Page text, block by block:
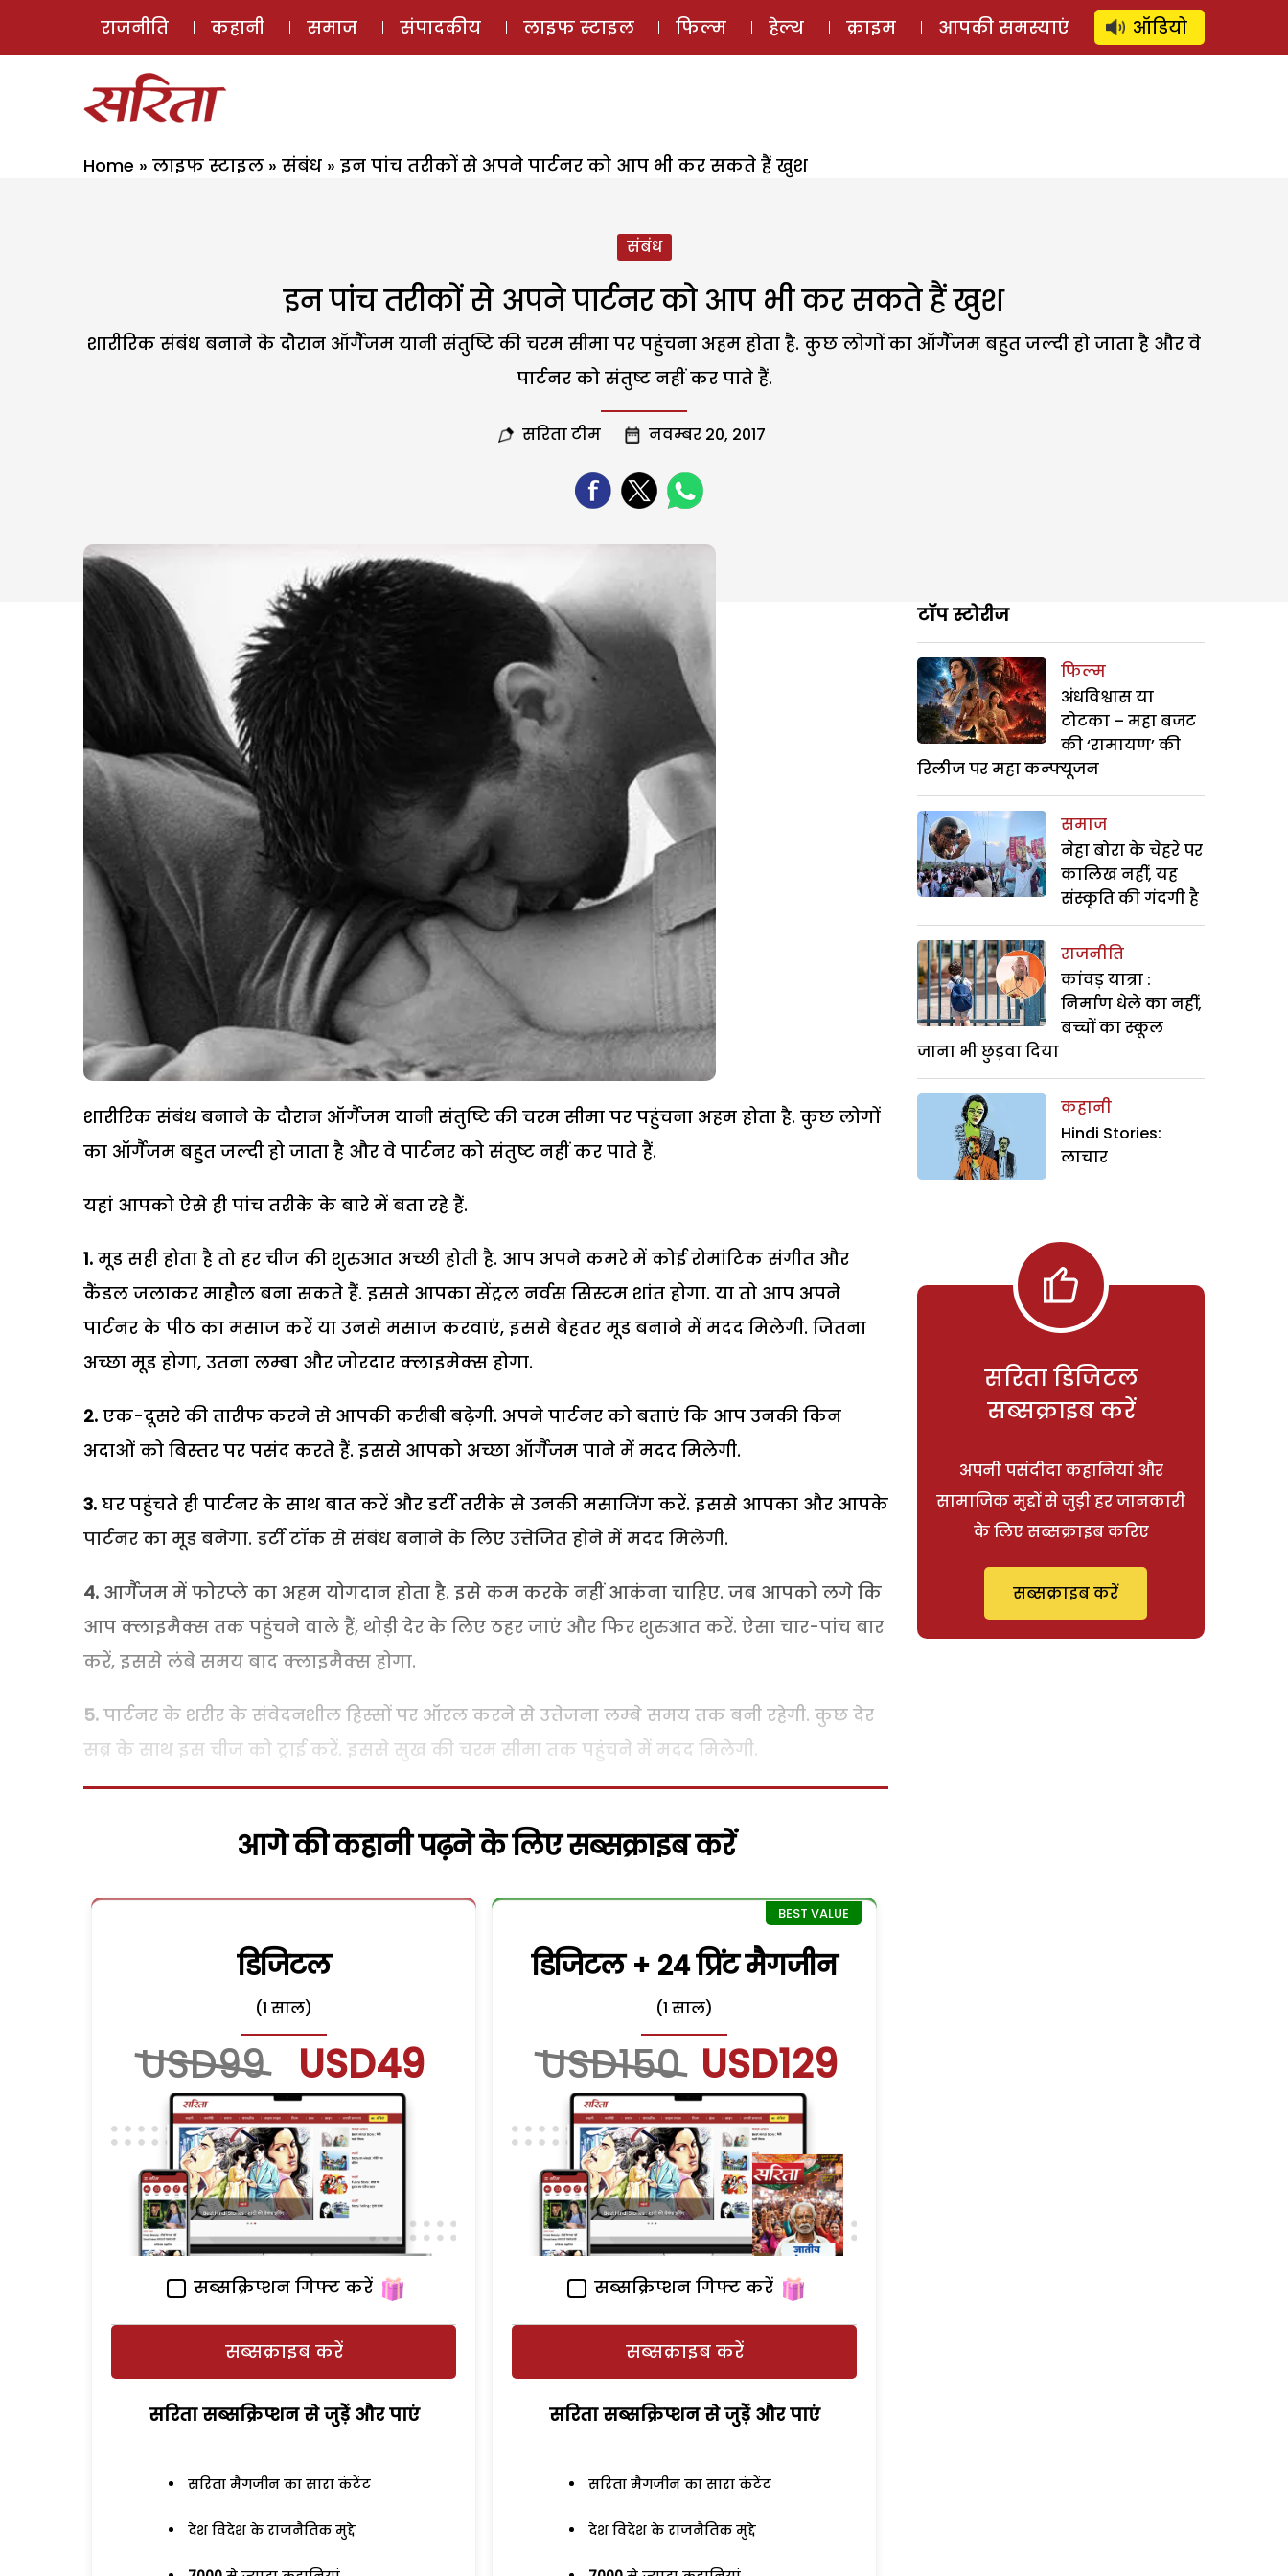
ई-मैगज़ीन ऑडियो स्टोरी लॉग इन ⚲ SUBSCRIBE
राजनीति कहानी समाज संपादकीय लाइफ स्टाइल फिल्म हेल्थ क्राइम आपकी समस्याएं ऑडियो
Home » लाइफ स्टाइल » संबंध » इन पांच तरीकों से अपने पार्टनर को आप भी कर सकते हैं खुश
संबंध
इन पांच तरीकों से अपने पार्टनर को आप भी कर सकते हैं खुश
शारीरिक संबंध बनाने के दौरान ऑर्गैजम यानी संतुष्टि की चरम सीमा पर पहुंचना अहम होता है. कुछ लोगों का ऑर्गैजम बहुत जल्दी हो जाता है और वे
पार्टनर को संतुष्ट नहीं कर पाते हैं.
सरिता टीम नवम्बर 20, 2017
शारीरिक संबंध बनाने के दौरान ऑर्गैजम यानी संतुष्टि की चरम सीमा पर पहुंचना अहम होता है. कुछ लोगों
का ऑर्गैजम बहुत जल्दी हो जाता है और वे पार्टनर को संतुष्ट नहीं कर पाते हैं.
यहां आपको ऐसे ही पांच तरीके के बारे में बता रहे हैं.
1. मूड सही होता है तो हर चीज की शुरुआत अच्छी होती है. आप अपने कमरे में कोई रोमांटिक संगीत और
कैंडल जलाकर माहौल बना सकते हैं. इससे आपका सेंट्रल नर्वस सिस्टम शांत होगा. या तो आप अपने
पार्टनर के पीठ का मसाज करें या उनसे मसाज करवाएं, इससे बेहतर मूड बनाने में मदद मिलेगी. जितना
अच्छा मूड होगा, उतना लम्बा और जोरदार क्लाइमेक्स होगा.
2. एक-दूसरे की तारीफ करने से आपकी करीबी बढ़ेगी. अपने पार्टनर को बताएं कि आप उनकी किन
अदाओं को बिस्तर पर पसंद करते हैं. इससे आपको अच्छा ऑर्गैजम पाने में मदद मिलेगी.
3. घर पहुंचते ही पार्टनर के साथ बात करें और डर्टी तरीके से उनकी मसाजिंग करें. इससे आपका और आपके
पार्टनर का मूड बनेगा. डर्टी टॉक से संबंध बनाने के लिए उत्तेजित होने में मदद मिलेगी.
4. आर्गैजम में फोरप्ले का अहम योगदान होता है. इसे कम करके नहीं आकंना चाहिए. जब आपको लगे कि
आप क्लाइमैक्स तक पहुंचने वाले हैं, थोड़ी देर के लिए ठहर जाएं और फिर शुरुआत करें. ऐसा चार-पांच बार
करें, इससे लंबे समय बाद क्लाइमैक्स होगा.
5. पार्टनर के शरीर के संवेदनशील हिस्सों पर ऑरल करने से उत्तेजना लम्बे समय तक बनी रहेगी. कुछ देर
सब्र के साथ इस चीज को ट्राई करें. इससे सुख की चरम सीमा तक पहुंचने में मदद मिलेगी.
आगे की कहानी पढ़ने के लिए सब्सक्राइब करें
डिजिटल
(1 साल)
USD99 USD49
सब्सक्रिप्शन गिफ्ट करें
सब्सक्राइब करें
सरिता सब्सक्रिप्शन से जुड़ेें और पाएं
सरिता मैगजीन का सारा कंटेंट
देश विदेश के राजनैतिक मुद्दे
डिजिटल + 24 प्रिंट मैगजीन
(1 साल)
USD150 USD129
सब्सक्रिप्शन गिफ्ट करें
सब्सक्राइब करें
सरिता सब्सक्रिप्शन से जुड़ेें और पाएं
सरिता मैगजीन का सारा कंटेंट
देश विदेश के राजनैतिक मुद्दे
टॉप स्टोरीज
फिल्म
अंधविश्वास या
टोटका – महा बजट
की ‘रामायण’ की
रिलीज पर महा कन्फ्यूजन
समाज
नेहा बोरा के चेहरे पर
कालिख नहीं, यह
संस्कृति की गंदगी है
राजनीति
कांवड़ यात्रा :
निर्माण धेले का नहीं,
बच्चों का स्कूल
जाना भी छुड़वा दिया
कहानी
Hindi Stories:
लाचार
सरिता डिजिटल
सब्सक्राइब करें
अपनी पसंदीदा कहानियां और
सामाजिक मुद्दों से जुड़ी हर जानकारी
के लिए सब्सक्राइब करिए
सब्सक्राइब करें